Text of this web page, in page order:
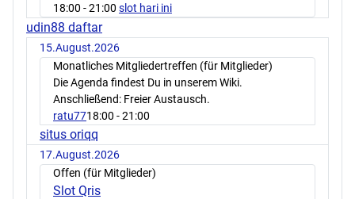
18:00 - 21:00 slot hari ini
udin88 daftar
15.August.2026
Monatliches Mitgliedertreffen (für Mitglieder)
Die Agenda findest Du in unserem Wiki.
Anschließend: Freier Austausch.
ratu7718:00 - 21:00
situs oriqq
17.August.2026
Offen (für Mitglieder)
Slot Qris